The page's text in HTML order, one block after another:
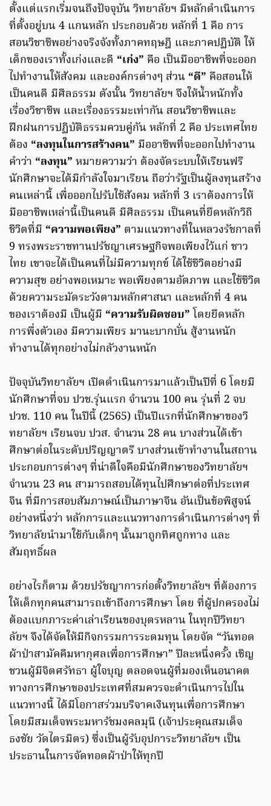
ตั้งแต่แรกเริ่มจนถึงปัจจุบัน วิทยาลัยฯ มีหลักดำเนินการ
ที่ตั้งอยู่บน 4 แกนหลัก ประกอบด้วย หลักที่ 1 คือ การ
สอนวิชาชีพอย่างจริงจังทั้งภาคทฤษฎี และภาคปฏิบัติ ให้
เด็กของเราทั้งเก่งและดี “เก่ง” คือ เป็นมืออาชีพที่จะออก
ไปทำงานให้สังคม และองค์กรต่างๆ ส่วน “ดี” คือสอนให้
เป็นคนดี มีศีลธรรม ดังนั้น วิทยาลัยฯ จึงให้น้ำหนักทั้ง
เรื่องวิชาชีพ และเรื่องธรรมะเท่ากัน สอนวิชาชีพและ
ฝึกฝนการปฏิบัติธรรมควบคู่กัน หลักที่ 2 คือ ประเทศไทย
ต้อง “ลงทุนในการสร้างคน” มืออาชีพที่จะออกไปทำงาน
คำว่า “ลงทุน” หมายความว่า ต้องจัดระบบให้เรียนฟรี
นักศึกษาจะได้มีกำลังใจมาเรียน ถือว่ารัฐเป็นผู้ลงทุนสร้าง
คนเหล่านี้ เพื่อออกไปรับใช้สังคม หลักที่ 3 เราต้องการให้
มืออาชีพเหล่านี้เป็นคนดี มีศีลธรรม เป็นคนที่ยึดหลักวิถี
ชีวิตที่มี “ความพอเพียง” ตามแนวทางที่ในหลวงรัชกาลที่
9 ทรงพระราชทานปรัชญาเศรษฐกิจพอเพียงไว้แก่ ชาว
ไทย เขาจะได้เป็นคนที่ไม่มีความทุกข์ ได้ใช้ชีวิตอย่างมี
ความสุข อย่างพอเหมาะ พอเพียงตามอัตภาพ และใช้ชีวิต
ด้วยความระมัดระวังตามหลักศาสนา และหลักที่ 4 คน
ของเราต้องมี เป็นผู้มี “ความรับผิดชอบ” โดยยึดหลัก
การพึ่งตัวเอง มีความเพียร มานะบากบั่น สู้งานหนัก
ทำงานได้ทุกอย่างไม่กลัวงานหนัก
ปัจจุบันวิทยาลัยฯ เปิดดำเนินการมาแล้วเป็นปีที่ 6 โดยมี
นักศึกษาที่จบ ปวช.รุ่นแรก จำนวน 100 คน รุ่นที่ 2 จบ
ปวช. 110 คน ในปีนี้ (2565) เป็นปีแรกที่นักศึกษาของวิ
ทยาลัยฯ เรียนจบ ปวส. จำนวน 28 คน บางส่วนได้เข้า
ศึกษาต่อในระดับปริญญาตรี บางส่วนเข้าทำงานในสถาน
ประกอบการต่างๆ ที่น่าดีใจคือมีนักศึกษาของวิทยาลัยฯ
จำนวน 23 คน สามารถสอบได้ทุนไปศึกษาต่อที่ประเทศ
จีน ที่มีการสอบสัมภาษณ์เป็นภาษาจีน อันเป็นข้อพิสูจน์
อย่างหนึ่งว่า หลักการและแนวทางการดำเนินการต่างๆ ที่
วิทยาลัยนำมาใช้กับเด็กๆ นั้นมาถูกทิศถูกทาง และ
สัมฤทธิ์ผล
อย่างไรก็ตาม ด้วยปรัชญาการก่อตั้งวิทยาลัยฯ ที่ต้องการ
ให้เด็กทุกคนสามารถเข้าถึงการศึกษา โดย ที่ผู้ปกครองไม่
ต้องแบกภาระค่าเล่าเรียนของบุตรหลาน ในทุกปีวิทยา
ลัยฯ จึงได้จัดให้มีกิจกรรมการระดมทุน โดยจัด “วันทอด
ผ้าป่าสามัคคีมหากุศลเพื่อการศึกษา” ปีละหนึ่งครั้ง เชิญ
ชวนผู้มีจิตศรัทธา ผู้ใจบุญ ตลอดจนผู้ที่มองเห็นอนาคต
ทางการศึกษาของประเทศที่สมควรจะดำเนินการไปใน
แนวทางนี้ ได้มีโอกาสร่วมบริจาคเงินทุนเพื่อการศึกษา
โดยมีสมเด็จพระมหารัชมงคลมุนี (เจ้าประคุณสมเด็จ
ธงชัย วัดไตรมิตร) ซึ่งเป็นผู้รับอุปการะวิทยาลัยฯ เป็น
ประธานในการจัดทอดผ้าป่าให้ทุกปี